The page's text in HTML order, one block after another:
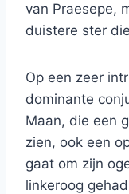
van Praesepe,
duistere ster
Op een zeer
dominante
Maan, die een
zien, ook een
gaat om zijn
linkeroog